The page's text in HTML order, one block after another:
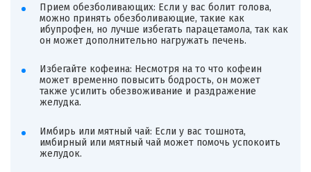
Прием обезболивающих: Если у вас болит голова,
можно принять обезболивающие, такие как
ибупрофен, но лучше избегать парацетамола, так как
он может дополнительно нагружать печень.
Избегайте кофеина: Несмотря на то что кофеин
может временно повысить бодрость, он может
также усилить обезвоживание и раздражение
желудка.
Имбирь или мятный чай: Если у вас тошнота,
имбирный или мятный чай может помочь успокоить
желудок.